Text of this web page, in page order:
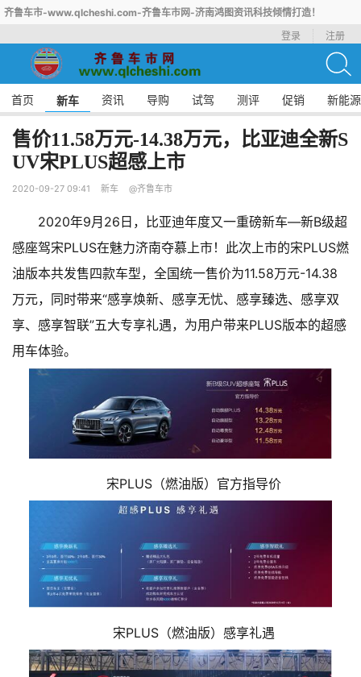
齐鲁车市-www.qlcheshi.com-齐鲁车市网-济南鸿图资讯科技倾情打造！
登录
注册
首页 新车 资讯 导购 试驾 测评 促销 新能源
售价11.58万元-14.38万元，比亚迪全新S
UV宋PLUS超感上市
2020-09-27 09:41 新车 @齐鲁车市
2020年9月26日，比亚迪年度又一重磅新车—新B级超
感座驾宋PLUS在魅力济南夺慕上市！此次上市的宋PLUS燃
油版本共发售四款车型，全国统一售价为11.58万元-14.38
万元，同时带来“感享焕新、感享无忧、感享臻选、感享双
享、感享智联”五大专享礼遇，为用户带来PLUS版本的超感
用车体验。
宋PLUS（燃油版）官方指导价
宋PLUS（燃油版）感享礼遇